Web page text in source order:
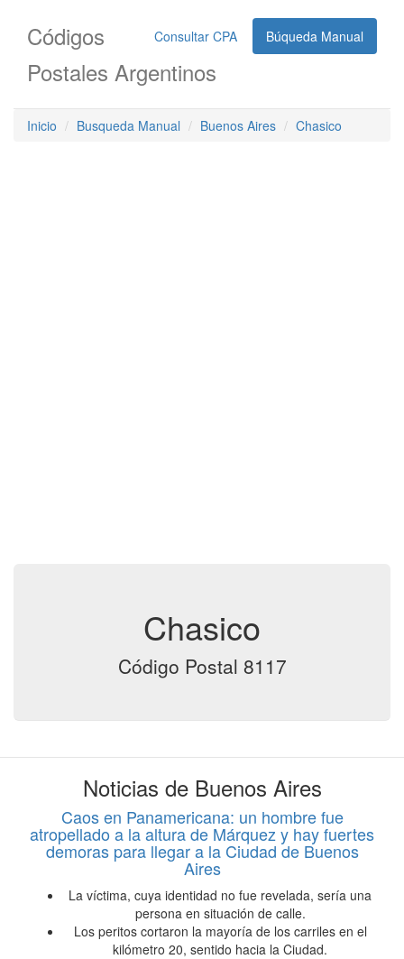
Consultar CPA Búqueda Manual
Códigos
Postales Argentinos
Inicio Busqueda Manual Buenos Aires Chasico
Chasico
Código Postal 8117
Noticias de Buenos Aires
Caos en Panamericana: un hombre fue
atropellado a la altura de Márquez y hay fuertes
demoras para llegar a la Ciudad de Buenos
Aires
La víctima, cuya identidad no fue revelada, sería una
persona en situación de calle.
Los peritos cortaron la mayoría de los carriles en el
kilómetro 20, sentido hacia la Ciudad.